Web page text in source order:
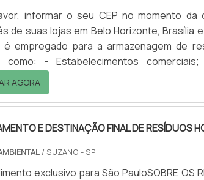
informar o seu CEP no momento da
de suas lojas em Belo Horizonte, Brasília
é empregado para a armazenagem de
como: - Estabelecimentos
- Industriais em geral; -
resíduos inseridos no container, são
transportados para o exterior dos
AGORA
E DESTINAÇÃO FINAL DE RESÍDUOS
/ SUZANO - SP
exclusivo para São PauloSOBRE OS